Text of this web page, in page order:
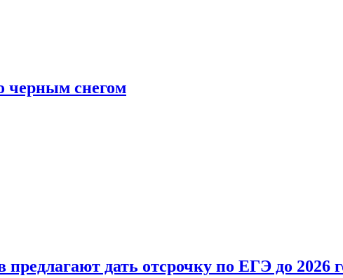
черным снегом
дать отсрочку по ЕГЭ до 2026